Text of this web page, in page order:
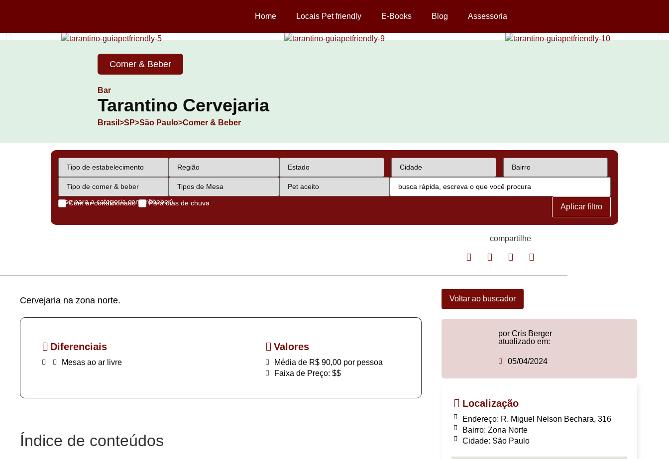
Home Locais Pet friendly E-Books Blog Assessoria
Comer & Beber
Bar
Tarantino Cervejaria
Brasil>SP>São Paulo>Comer & Beber
(use para a categoria comer&beber)
Com ar condicionado Para dias de chuva Aplicar filtro
compartilhe
Cervejaria na zona norte.
Diferenciais
Mesas ao ar livre
Valores
Média de R$ 90,00 por pessoa
Faixa de Preço: $$
Índice de conteúdos
Voltar ao buscador
por Cris Berger
atualizado em:
05/04/2024
Localização
Endereço: R. Miguel Nelson Bechara, 316
Bairro: Zona Norte
Cidade: São Paulo